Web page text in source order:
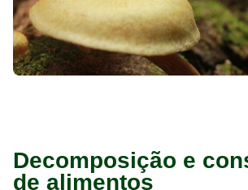
Decomposição e
de alimentos